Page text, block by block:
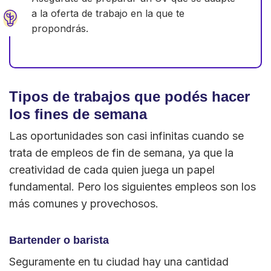
a la oferta de trabajo en la que te
propondrás.
Tipos de trabajos que podés hacer
los fines de semana
Las oportunidades son casi infinitas cuando se
trata de empleos de fin de semana, ya que la
creatividad de cada quien juega un papel
fundamental. Pero los siguientes empleos son los
más comunes y provechosos.
Bartender o barista
Seguramente en tu ciudad hay una cantidad